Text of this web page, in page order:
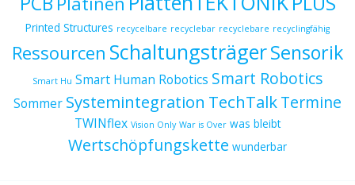
Printed Structures recycelbare recyclebar recyclebare recyclingfähig
Ressourcen SchaltungsträgerSensorik
Smart Hu Smart Human Robotics Smart Robotics
Sommer Systemintegration TechTalkTermine
TWINflex Vision Only War is Over was bleibt
Wertschöpfungskette wunderbar